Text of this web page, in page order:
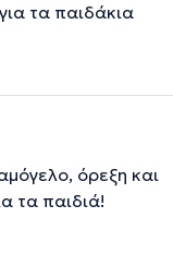
τα παιδάκια
όρεξη και
τα παιδιά!